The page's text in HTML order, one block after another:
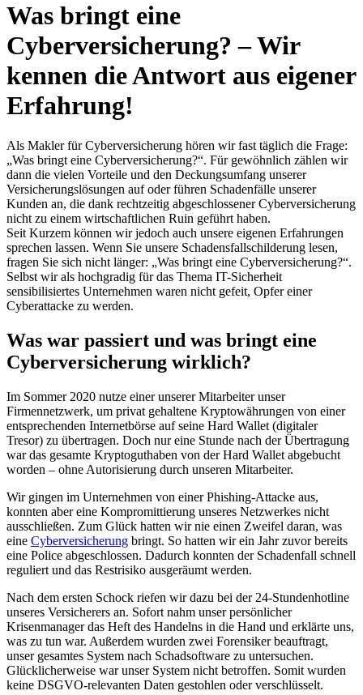
Was bringt eine
Cyberversicherung? – Wir
kennen die Antwort aus eigener
Erfahrung!
Als Makler für Cyberversicherung hören wir fast täglich die Frage:
„Was bringt eine Cyberversicherung?“. Für gewöhnlich zählen wir
dann die vielen Vorteile und den Deckungsumfang unserer
Versicherungslösungen auf oder führen Schadenfälle unserer
Kunden an, die dank rechtzeitig abgeschlossener Cyberversicherung
nicht zu einem wirtschaftlichen Ruin geführt haben.
Seit Kurzem können wir jedoch auch unsere eigenen Erfahrungen
sprechen lassen. Wenn Sie unsere Schadensfallschilderung lesen,
fragen Sie sich nicht länger: „Was bringt eine Cyberversicherung?“.
Selbst wir als hochgradig für das Thema IT-Sicherheit
sensibilisiertes Unternehmen waren nicht gefeit, Opfer einer
Cyberattacke zu werden.
Was war passiert und was bringt eine
Cyberversicherung wirklich?
Im Sommer 2020 nutze einer unserer Mitarbeiter unser
Firmennetzwerk, um privat gehaltene Kryptowährungen von einer
entsprechenden Internetbörse auf seine Hard Wallet (digitaler
Tresor) zu übertragen. Doch nur eine Stunde nach der Übertragung
war das gesamte Kryptoguthaben von der Hard Wallet abgebucht
worden – ohne Autorisierung durch unseren Mitarbeiter.
Wir gingen im Unternehmen von einer Phishing-Attacke aus,
konnten aber eine Kompromittierung unseres Netzwerkes nicht
ausschließen. Zum Glück hatten wir nie einen Zweifel daran, was
eine Cyberversicherung bringt. So hatten wir ein Jahr zuvor bereits
eine Police abgeschlossen. Dadurch konnten der Schadenfall schnell
reguliert und das Restrisiko ausgeräumt werden.
Nach dem ersten Schock riefen wir dazu bei der 24-Stundenhotline
unseres Versicherers an. Sofort nahm unser persönlicher
Krisenmanager das Heft des Handelns in die Hand und erklärte uns,
was zu tun war. Außerdem wurden zwei Forensiker beauftragt,
unser gesamtes System nach Schadsoftware zu untersuchen.
Glücklicherweise war unser System nicht betroffen. Somit wurden
keine DSGVO-relevanten Daten gestohlen oder verschlüsselt.